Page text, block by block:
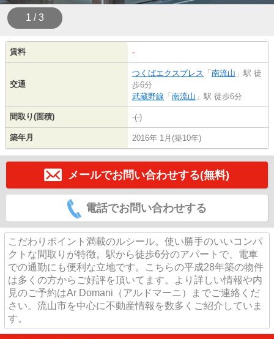
1 / 3
賃料 -
交通
つくばエクスプレス 「 南流山 」駅 徒
歩6分
武蔵野線 「 南流山 」駅 徒歩6分
間取り(面積) -(-)
築年月 2016年 1月(築10年)
メールでお問い合わせする(無料)
電話でお問い合わせする
こだわりポイント満載のルシール。使い勝手のいいコンパ
クトな間取りが特徴。駅から徒歩6分のアパートで、電車
での通勤にも便利な立地です。こちらの平成28年築の物件
は多くの方からご好評を頂いてます。より詳しい情報や内
見のご予約はAr Domani（アルドマーニ）までご連絡くだ
さい。流山市を中心に不動産情報を数多くご紹介していま
す。